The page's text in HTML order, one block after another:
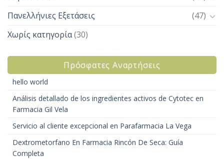
Πανελλήνιες Εξετάσεις
(47)
Χωρίς κατηγορία(30)
Πρόσφατες Αναρτήσεις
hello world
Análisis detallado de los ingredientes activos de Cytotec en
Farmacia Gil Vela
Servicio al cliente excepcional en Parafarmacia La Vega
Dextrometorfano En Farmacia Rincón De Seca: Guía
Completa